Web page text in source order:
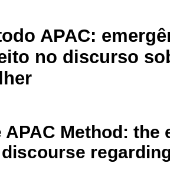
APAC:
no discurso
APAC Method: